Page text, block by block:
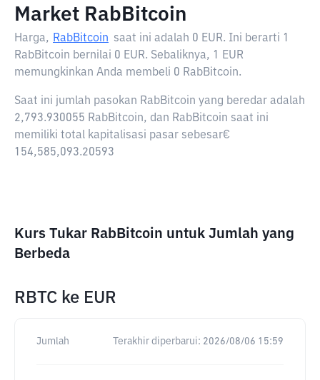
Market RabBitcoin
Harga, RabBitcoin saat ini adalah 0 EUR. Ini berarti 1
RabBitcoin bernilai 0 EUR. Sebaliknya, 1 EUR
memungkinkan Anda membeli 0 RabBitcoin.
Saat ini jumlah pasokan RabBitcoin yang beredar adalah
2,793.930055 RabBitcoin, dan RabBitcoin saat ini
memiliki total kapitalisasi pasar sebesar€
154,585,093.20593
Kurs Tukar RabBitcoin untuk Jumlah yang
Berbeda
RBTC ke EUR
Jumlah Terakhir diperbarui: 2026/08/06 15:59